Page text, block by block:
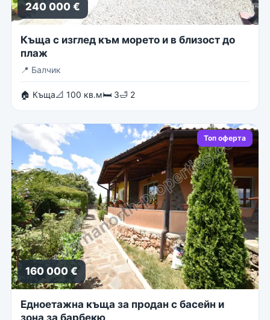
240 000 €
Къща с изглед към морето и в близост до
плаж
📍 Балчик
🏠 Къща📐 100 кв.м🛏 3🛁 2
Топ оферта
160 000 €
Едноетажна къща за продан с басейн и